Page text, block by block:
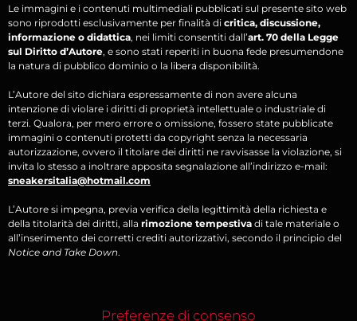
Le immagini e i contenuti multimediali pubblicati sul presente sito web
sono riprodotti esclusivamente per finalità di critica, discussione,
informazione o didattica, nei limiti consentiti dall’art. 70 della Legge
sul Diritto d’Autore, e sono stati reperiti in buona fede presumendone
la natura di pubblico dominio o la libera disponibilità.
L’Autore del sito dichiara espressamente di non avere alcuna
intenzione di violare i diritti di proprietà intellettuale o industriale di
terzi. Qualora, per mero errore o omissione, fossero state pubblicate
immagini o contenuti protetti da copyright senza la necessaria
autorizzazione, ovvero il titolare dei diritti ne ravvisasse la violazione, si
invita lo stesso a inoltrare apposita segnalazione all’indirizzo e-mail:
sneakersitalia@hotmail.com
L’Autore si impegna, previa verifica della legittimità della richiesta e
della titolarità dei diritti, alla rimozione tempestiva di tale materiale o
all’inserimento dei corretti crediti autorizzativi, secondo il principio del
Notice and Take Down.
Preferenze di consenso